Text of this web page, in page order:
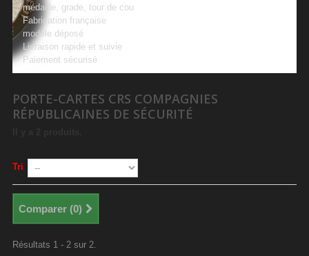
médaille, grade, tour de cou
Fabrication française
modèle déposé
Livraison rapide et suivie
Paiement sécurisé
PORTE-CARTES CRS COMPAGNIES
RÉPUBLICAINES DE SÉCURITÉ
Tri
Comparer (0)
Résultats 1 - 2 sur 2.